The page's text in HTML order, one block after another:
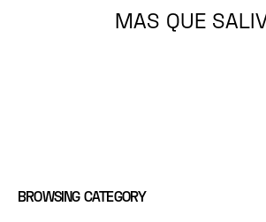
MAS QUE
BROWSING CATEGORY